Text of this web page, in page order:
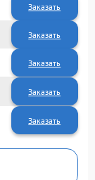
Заказать